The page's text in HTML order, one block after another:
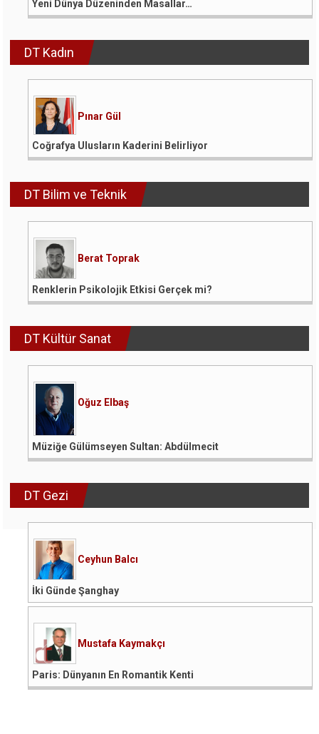
Yeni Dünya Düzeninden Masallar…
DT Kadın
Pınar Gül
Coğrafya Ulusların Kaderini Belirliyor
DT Bilim ve Teknik
Berat Toprak
Renklerin Psikolojik Etkisi Gerçek mi?
DT Kültür Sanat
Oğuz Elbaş
Müziğe Gülümseyen Sultan: Abdülmecit
DT Gezi
Ceyhun Balcı
İki Günde Şanghay
Mustafa Kaymakçı
Paris: Dünyanın En Romantik Kenti